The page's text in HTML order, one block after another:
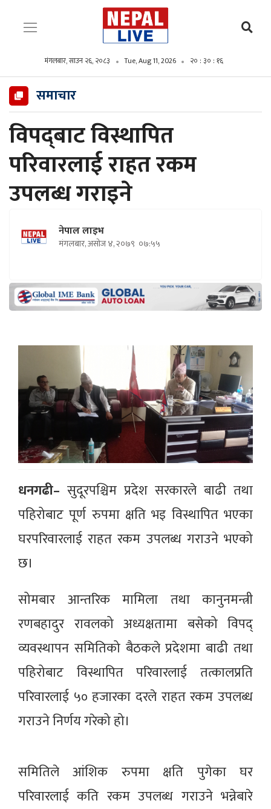
मंगलबार, साउन २६, २०८३ Tue, Aug 11, 2026 २० : ३० : १८
समाचार
विपद्‌बाट विस्थापित
परिवारलाई राहत रकम
उपलब्ध गराइने
नेपाल लाइभ
मंगलबार, असोज ४, २०७९ ०७:५५
धनगढी– सुदूरपश्चिम प्रदेश सरकारले बाढी तथा
पहिरोबाट पूर्ण रुपमा क्षति भइ विस्थापित भएका
घरपरिवारलाई राहत रकम उपलब्ध गराउने भएको
छ।
सोमबार आन्तरिक मामिला तथा कानुनमन्त्री
रणबहादुर रावलको अध्यक्षतामा बसेको विपद्
व्यवस्थापन समितिको बैठकले प्रदेशमा बाढी तथा
पहिरोबाट विस्थापित परिवारलाई तत्कालप्रति
परिवारलाई ५० हजारका दरले राहत रकम उपलब्ध
गराउने निर्णय गरेको हो।
समितिले आंशिक रुपमा क्षति पुगेका घर
परिवारलाई कति रकम उपलब्ध गराउने भन्नेबारे